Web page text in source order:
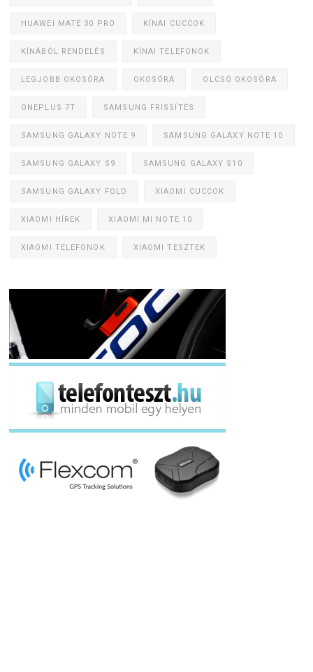
HUAWEI MATE 30 PRO KÍNAI CUCCOK
KÍNÁBÓL RENDELÉS KÍNAI TELEFONOK
LEGJOBB OKOSÓRA OKOSÓRA OLCSÓ OKOSÓRA
ONEPLUS 7T SAMSUNG FRISSÍTÉS
SAMSUNG GALAXY NOTE 9 SAMSUNG GALAXY NOTE 10
SAMSUNG GALAXY S9 SAMSUNG GALAXY S10
SAMSUNG GALAXY FOLD XIAOMI CUCCOK
XIAOMI HÍREK XIAOMI MI NOTE 10
XIAOMI TELEFONOK XIAOMI TESZTEK